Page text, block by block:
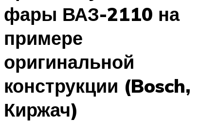
фары ВАЗ-2110 на
примере
оригинальной
конструкции (Bosch,
Киржач)